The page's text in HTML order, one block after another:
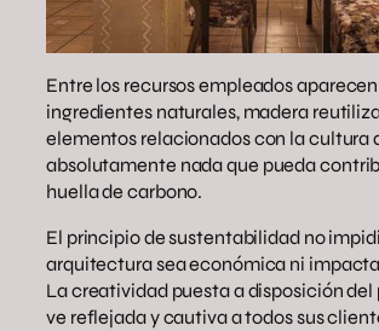
Entre los recursos empleados
ingredientes naturales, madera
elementos relacionados con la cultura
absolutamente nada que pueda
huella de carbono.
El principio de sustentabilidad no
arquitectura sea económica ni
La creatividad puesta a disposición del
ve reflejada y cautiva a todos sus